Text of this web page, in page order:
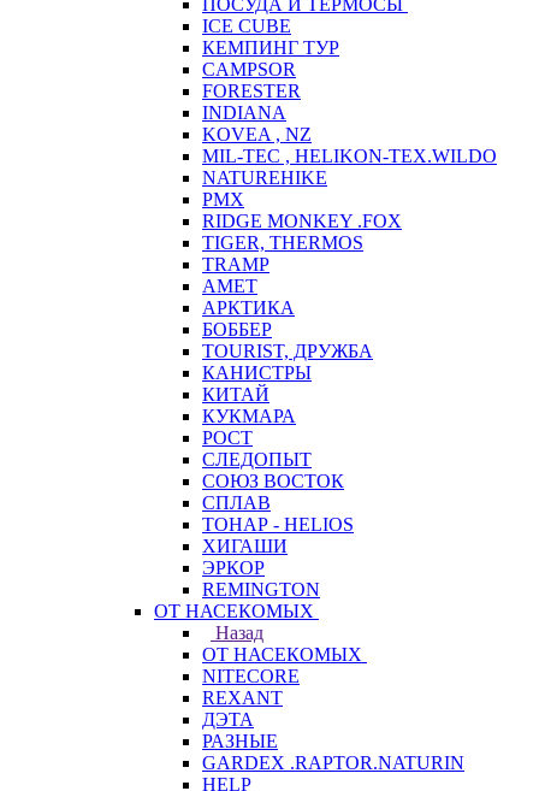
ПОСУДА И ТЕРМОСЫ
ICE CUBE
КЕМПИНГ ТУР
CAMPSOR
FORESTER
INDIANA
KOVEA , NZ
MIL-TEC , HELIKON-TEX.WILDO
NATUREHIKE
PMX
RIDGE MONKEY .FOX
TIGER, THERMOS
TRAMP
АМЕТ
АРКТИКА
БОББЕР
TOURIST, ДРУЖБА
КАНИСТРЫ
КИТАЙ
КУКМАРА
РОСТ
СЛЕДОПЫТ
СОЮЗ ВОСТОК
СПЛАВ
ТОНАР - HELIOS
ХИГАШИ
ЭРКОР
REMINGTON
ОТ НАСЕКОМЫХ
Назад
ОТ НАСЕКОМЫХ
NITECORE
REXANT
ДЭТА
РАЗНЫЕ
GARDEX .RAPTOR.NATURIN
HELP